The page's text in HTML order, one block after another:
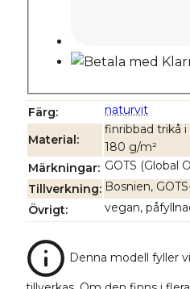
Färg naturvit
Material
finribbad trikå
180 g/m²
Märkningar GOTS (Global
Tillverkning
Bosnien,
Övrigt
vegan,
Denna modell fyller